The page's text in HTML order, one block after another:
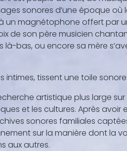
sonores d’une époque
un magnétophone offert par
de son père musicien
bas, ou encore sa mère
intimes, tissent une toile
artistique plus large
et les cultures. Après
sonores familiales
sur la manière dont la
aux autres.